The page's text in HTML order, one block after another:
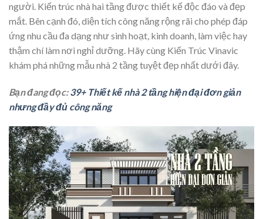
người. Kiến trúc nhà hai tầng được thiết kế độc đáo và đẹp
mắt. Bên cạnh đó, diện tích công năng rộng rãi cho phép đáp
ứng nhu cầu đa dạng như sinh hoạt, kinh doanh, làm việc hay
thậm chí làm nơi nghỉ dưỡng. Hãy cùng Kiến Trúc Vinavic
khám phá những mẫu nhà 2 tầng tuyệt đẹp nhất dưới đây.
Bạn đang đọc:39+ Thiết kế nhà 2 tầng hiện đại đơn giản
nhưng đầy đủ công năng